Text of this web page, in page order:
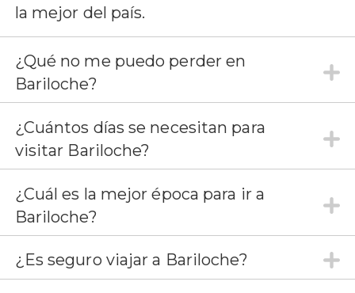
la mejor del país.
¿Qué no me puedo perder en
Bariloche?
¿Cuántos días se necesitan para
visitar Bariloche?
¿Cuál es la mejor época para ir a
Bariloche?
¿Es seguro viajar a Bariloche?